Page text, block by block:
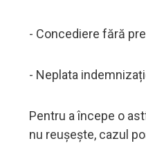
- Concediere fără
- Neplata
Pentru a începe o
nu reușește, cazul